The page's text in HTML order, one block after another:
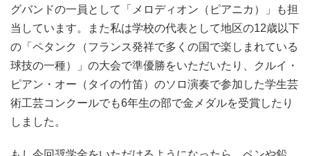
グバンドの一員として「メロディオン（ピアニカ）」も担
当しています。また私は学校の代表として地区の12歳以下
の「ペタンク（フランス発祥で多くの国で楽しまれている
球技の一種）」の大会で準優勝をいただいたり、クルイ・
ピアン・オー（タイの竹笛）のソロ演奏で参加した学生芸
術工芸コンクールでも6年生の部で金メダルを受賞したり
しました。